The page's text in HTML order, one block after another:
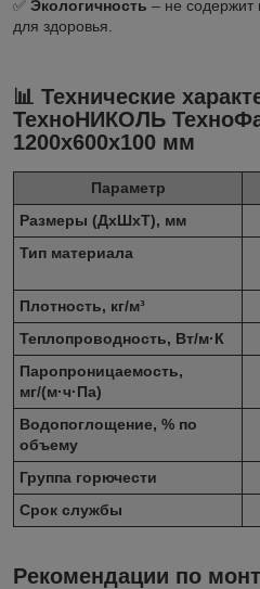
✅ Экологичность – не содержит
для здоровья.
📊 Технические
ТехноНИКОЛЬ
1200х600х100 мм
Параметр
Размеры (ДхШхТ), мм
Тип материала
Плотность, кг/м³
Теплопроводность, Вт/м·К
Паропроницаемость,
мг/(м·ч·Па)
Водопоглощение, % по
объему
Группа горючести
Срок службы
Рекомендации по